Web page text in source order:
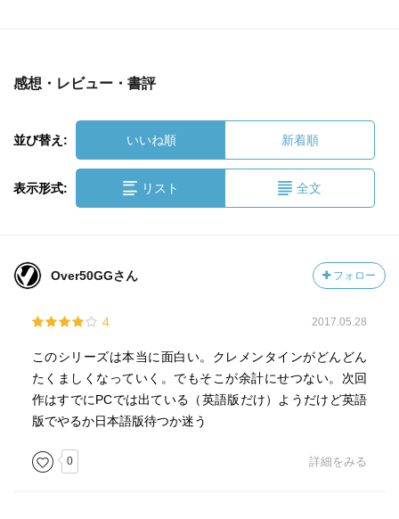
感想・レビュー・書評
並び替え: いいね順 新着順
表示形式: リスト 全文
Over50GGさん フォロー
4 2017.05.28
このシリーズは本当に面白い。クレメンタインがどんどん
たくましくなっていく。でもそこが余計にせつない。次回
作はすでにPCでは出ている（英語版だけ）ようだけど英語
版でやるか日本語版待つか迷う
0 詳細をみる